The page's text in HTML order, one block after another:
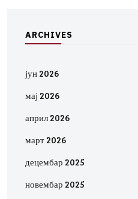
ARCHIVES
јун 2026
мај 2026
април 2026
март 2026
децембар 2025
новембар 2025